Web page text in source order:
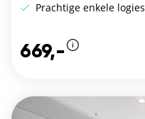
Prachtige enkele logies
669,-